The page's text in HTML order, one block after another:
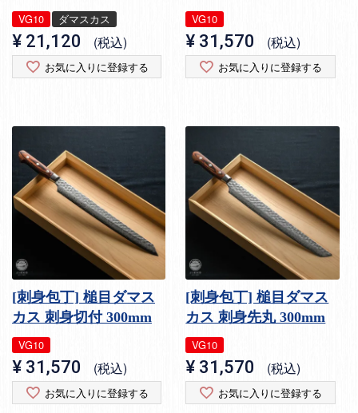
VG10 ダマスカス
¥ 21,120 税込
お気に入りに登録する
VG10
¥ 31,570 税込
お気に入りに登録する
[刺身包丁] 槌目ダマス
カス 刺身切付 300mm
VG10
¥ 31,570 税込
お気に入りに登録する
[刺身包丁] 槌目ダマス
カス 刺身先丸 300mm
VG10
¥ 31,570 税込
お気に入りに登録する